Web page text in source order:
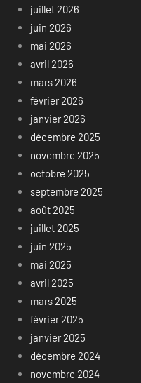
juillet 2026
juin 2026
mai 2026
avril 2026
mars 2026
février 2026
janvier 2026
décembre 2025
novembre 2025
octobre 2025
septembre 2025
août 2025
juillet 2025
juin 2025
mai 2025
avril 2025
mars 2025
février 2025
janvier 2025
décembre 2024
novembre 2024